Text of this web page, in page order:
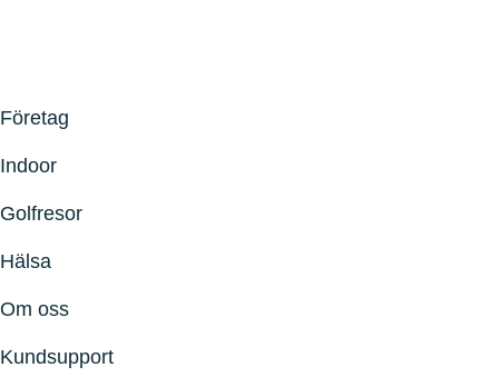
Företag
Indoor
Golfresor
Hälsa
Om oss
Kundsupport